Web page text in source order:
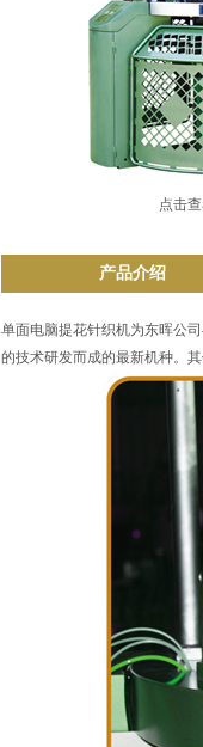
点击
产品介绍
单面电脑提花针织机为东晖公
的技术研发而成的最新机种。